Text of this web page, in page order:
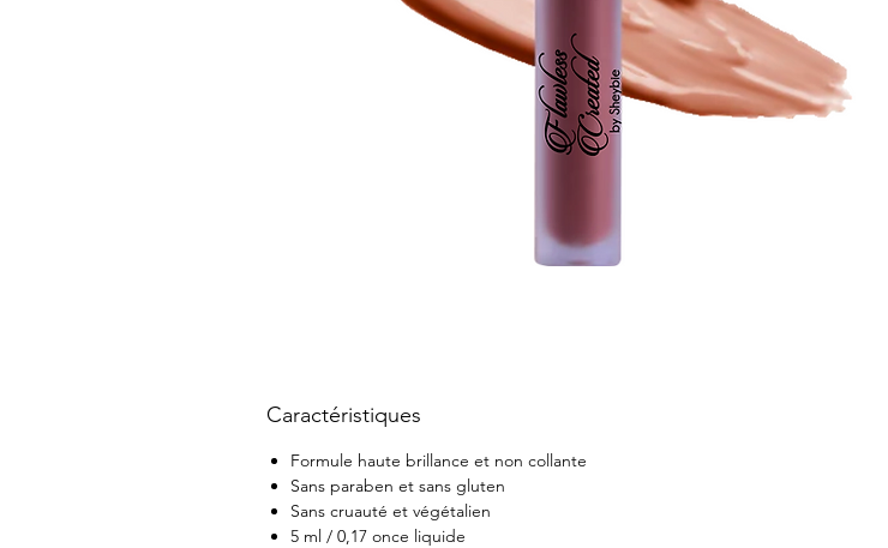
Caractéristiques
Formule haute brillance et non collante
Sans paraben et sans gluten
Sans cruauté et végétalien
5 ml / 0,17 once liquide